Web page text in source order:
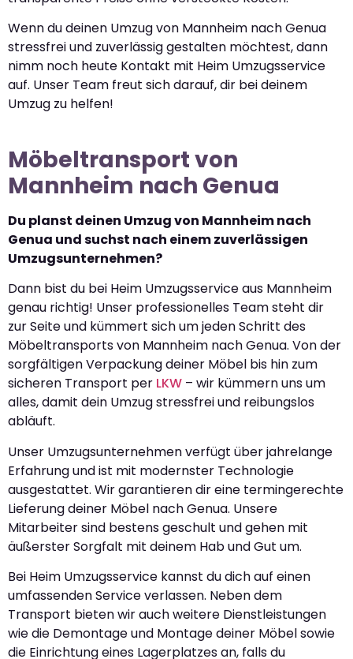
Wenn du deinen Umzug von Mannheim nach Genua
stressfrei und zuverlässig gestalten möchtest, dann
nimm noch heute Kontakt mit Heim Umzugsservice
auf. Unser Team freut sich darauf, dir bei deinem
Umzug zu helfen!
Möbeltransport von
Mannheim nach Genua
Du planst deinen Umzug von Mannheim nach
Genua und suchst nach einem zuverlässigen
Umzugsunternehmen?
Dann bist du bei Heim Umzugsservice aus Mannheim
genau richtig! Unser professionelles Team steht dir
zur Seite und kümmert sich um jeden Schritt des
Möbeltransports von Mannheim nach Genua. Von der
sorgfältigen Verpackung deiner Möbel bis hin zum
sicheren Transport per LKW – wir kümmern uns um
alles, damit dein Umzug stressfrei und reibungslos
abläuft.
Unser Umzugsunternehmen verfügt über jahrelange
Erfahrung und ist mit modernster Technologie
ausgestattet. Wir garantieren dir eine termingerechte
Lieferung deiner Möbel nach Genua. Unsere
Mitarbeiter sind bestens geschult und gehen mit
äußerster Sorgfalt mit deinem Hab und Gut um.
Bei Heim Umzugsservice kannst du dich auf einen
umfassenden Service verlassen. Neben dem
Transport bieten wir auch weitere Dienstleistungen
wie die Demontage und Montage deiner Möbel sowie
die Einrichtung eines Lagerplatzes an, falls du